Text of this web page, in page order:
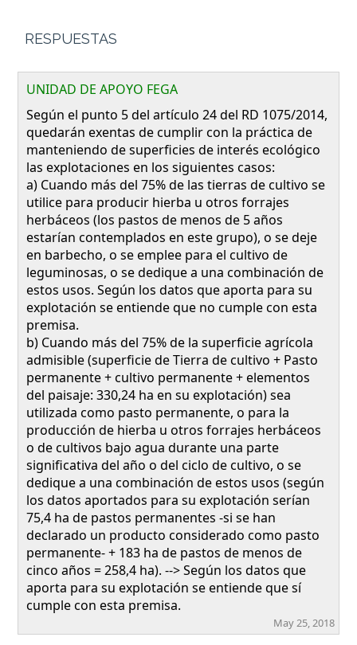
RESPUESTAS
UNIDAD DE APOYO FEGA
Según el punto 5 del artículo 24 del RD 1075/2014,
quedarán exentas de cumplir con la práctica de
manteniendo de superficies de interés ecológico
las explotaciones en los siguientes casos:
a) Cuando más del 75% de las tierras de cultivo se
utilice para producir hierba u otros forrajes
herbáceos (los pastos de menos de 5 años
estarían contemplados en este grupo), o se deje
en barbecho, o se emplee para el cultivo de
leguminosas, o se dedique a una combinación de
estos usos. Según los datos que aporta para su
explotación se entiende que no cumple con esta
premisa.
b) Cuando más del 75% de la superficie agrícola
admisible (superficie de Tierra de cultivo + Pasto
permanente + cultivo permanente + elementos
del paisaje: 330,24 ha en su explotación) sea
utilizada como pasto permanente, o para la
producción de hierba u otros forrajes herbáceos
o de cultivos bajo agua durante una parte
significativa del año o del ciclo de cultivo, o se
dedique a una combinación de estos usos (según
los datos aportados para su explotación serían
75,4 ha de pastos permanentes -si se han
declarado un producto considerado como pasto
permanente- + 183 ha de pastos de menos de
cinco años = 258,4 ha). --> Según los datos que
aporta para su explotación se entiende que sí
cumple con esta premisa.
May 25, 2018